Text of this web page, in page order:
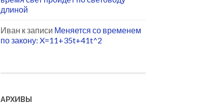
длиной
Иван к записи Меняется со временем
по закону: X=11+35t+41t^2
АРХИВЫ